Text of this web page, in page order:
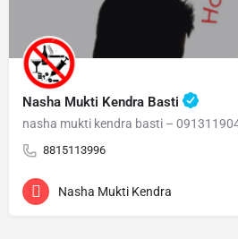
Nasha Mukti Kendra Basti
8815113996
Nasha Mukti Kendra